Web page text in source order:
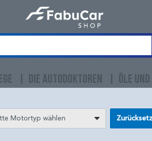
DIE AUTODOKTOREN ÖLE
Motortyp wählen